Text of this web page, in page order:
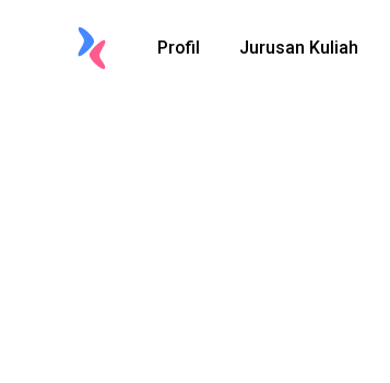
Profil Jurusan Kuliah